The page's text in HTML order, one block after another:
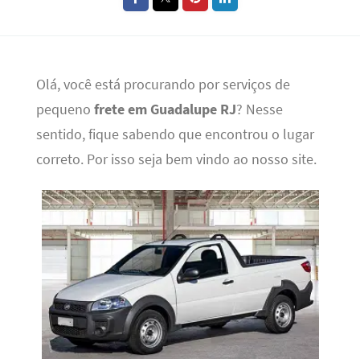
Olá, você está procurando por serviços de
pequeno frete em Guadalupe RJ? Nesse
sentido, fique sabendo que encontrou o lugar
correto. Por isso seja bem vindo ao nosso site.